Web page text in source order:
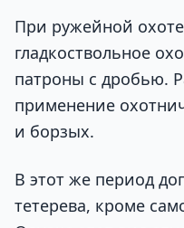
При ружейной
гладкоствольное
патроны с дробью.
применение
и борзых.
В этот же период
тетерева, кроме